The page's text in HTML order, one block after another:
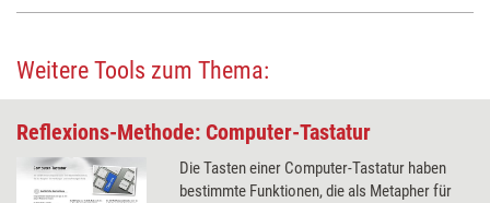
Weitere Tools zum Thema:
Reflexions-Methode: Computer-Tastatur
Die Tasten einer Computer-Tastatur haben
bestimmte Funktionen, die als Metapher für